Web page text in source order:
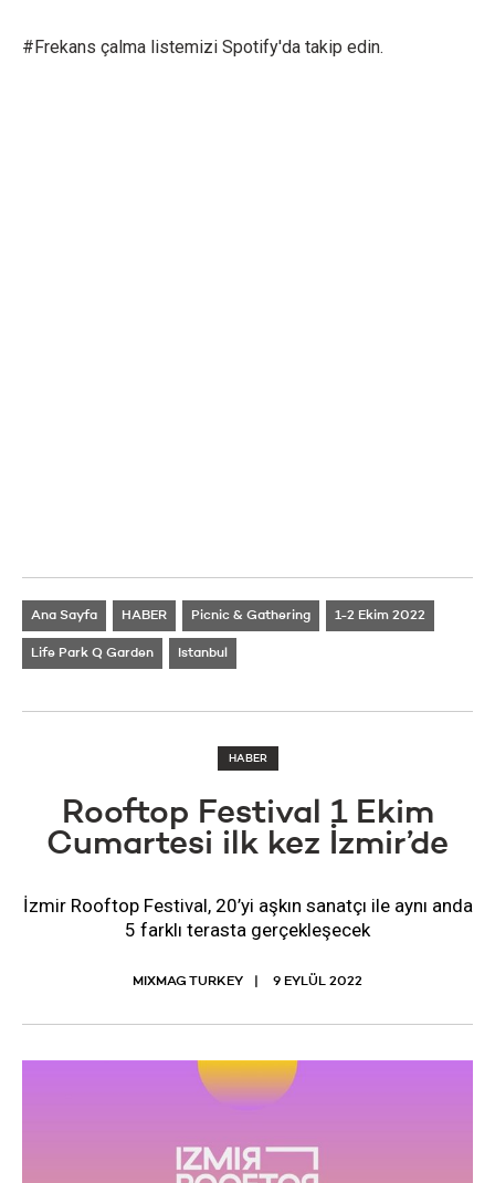
#Frekans çalma listemizi Spotify'da takip edin.
Ana Sayfa HABER Picnic & Gathering 1-2 Ekim 2022
Life Park Q Garden Istanbul
HABER
Rooftop Festival 1 Ekim
Cumartesi ilk kez İzmir’de
İzmir Rooftop Festival, 20’yi aşkın sanatçı ile aynı anda
5 farklı terasta gerçekleşecek
MIXMAG TURKEY 9 EYLÜL 2022